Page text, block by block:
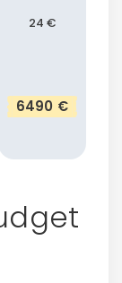
24 €
6490 €